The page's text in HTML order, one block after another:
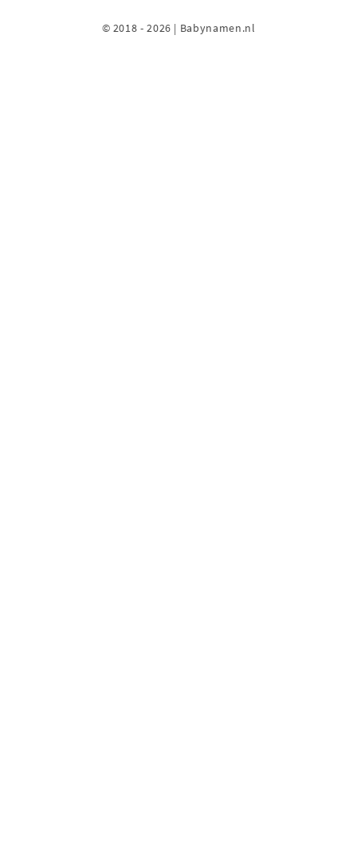
© 2018 - 2026 | Babynamen.nl